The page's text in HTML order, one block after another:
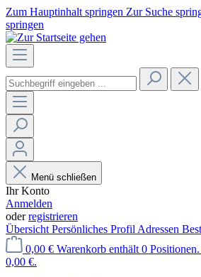
Zum Hauptinhalt springen Zur Suche
springen
Menü schließen
Ihr Konto
Anmelden
oderregistrieren
Übersicht Persönliches Profil Adressen
0,00 € Warenkorb enthält 0
0,00 €.